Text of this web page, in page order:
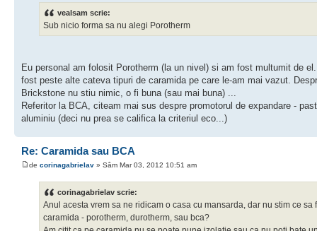
vealsam scrie:
Sub nicio forma sa nu alegi Porotherm
Eu personal am folosit Porotherm (la un nivel) si am fost multumit de
fost peste alte cateva tipuri de caramida pe care le-am mai vazut.
Brickstone nu stiu nimic, o fi buna (sau mai buna) ...
Referitor la BCA, citeam mai sus despre promotorul de expandare -
aluminiu (deci nu prea se califica la criteriul eco...)
Re: Caramida sau BCA
de corinagabrielav » Sâm Mar 03, 2012 10:51 am
corinagabrielav scrie:
Anul acesta vrem sa ne ridicam o casa cu mansarda, dar nu stim ce sa
caramida - porotherm, durotherm, sau bca?